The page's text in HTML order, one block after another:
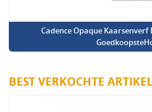
Cadence Opaque
BEST VERKOCHTE